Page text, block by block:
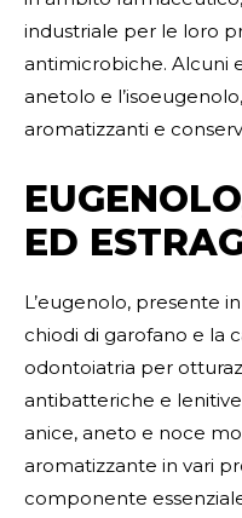
industriale per le loro
antimicrobiche. Alcuni
anetolo e
aromatizzanti e
ED
L’eugenolo, presente
chiodi di garofano e la
odontoiatria per
antibatteriche e
anice, aneto e noce
aromatizzante in vari
componente